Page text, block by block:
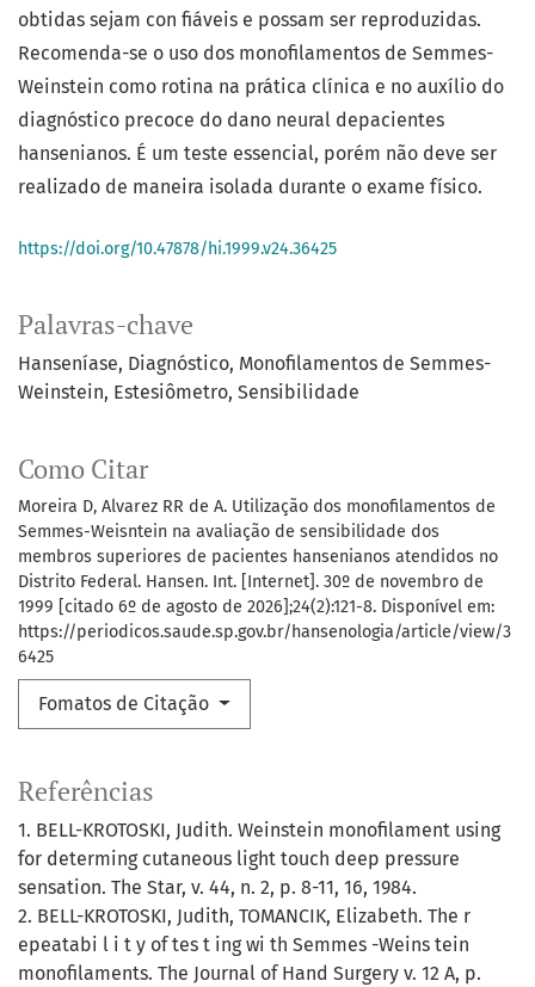
Palavras-chave
Hanseníase Diagnóstico Monofilamentos de Semmes-
Weinstein Estesiômetro Sensibilidade
Como Citar
Moreira D, Alvarez RR de A. Utilização dos monofilamentos de
Semmes-Weisntein na avaliação de sensibilidade dos
membros superiores de pacientes hansenianos atendidos no
Distrito Federal. Hansen. Int. [Internet]. 30º de novembro de
1999 [citado 6º de agosto de 2026];24(2):121-8. Disponível em:
https://periodicos.saude.sp.gov.br/hansenologia/article/view/3
6425
Fomatos de Citação
obtidas sejam con fiáveis e possam ser reproduzidas.
Recomenda-se o uso dos monofilamentos de Semmes-
Weinstein como rotina na prática clínica e no auxílio do
diagnóstico precoce do dano neural depacientes
hansenianos. É um teste essencial, porém não deve ser
realizado de maneira isolada durante o exame físico.
https://doi.org/10.47878/hi.1999.v24.36425
Referências
1. BELL-KROTOSKI, Judith. Weinstein monofilament using
for determing cutaneous light touch deep pressure
sensation. The Star, v. 44, n. 2, p. 8-11, 16, 1984.
2. BELL-KROTOSKI, Judith, TOMANCIK, Elizabeth. The r
epeatabi l i t y of tes t ing wi th Semmes -Weins tein
monofilaments. The Journal of Hand Surgery v. 12 A, p.